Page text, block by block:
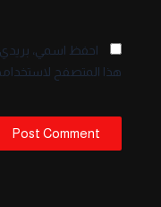
احفظ اسمي، بريدي
هذا المتصفح